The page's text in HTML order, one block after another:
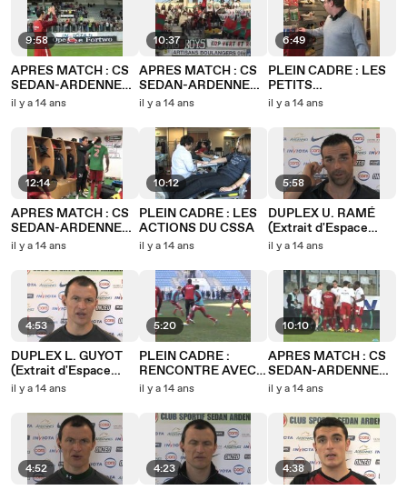
9:58
APRES MATCH : CS
SEDAN-ARDENNES -
CHÂTEAUROUX
il y a 14 ans
12:14
APRES MATCH : CS
SEDAN-ARDENNES -
SC BASTIA
il y a 14 ans
4:53
DUPLEX L. GUYOT
(Extrait d'Espace
Clubs du 28/03/2012)
il y a 14 ans
4:52
10:37
APRES MATCH : CS
SEDAN-ARDENNES -
TOURS FC
il y a 14 ans
10:12
PLEIN CADRE : LES
ACTIONS DU CSSA
il y a 14 ans
5:20
PLEIN CADRE :
RENCONTRE AVEC
EMMANUEL
il y a 14 ans
4:23
6:49
PLEIN CADRE : LES
PETITS
MARCASSINS
il y a 14 ans
5:58
DUPLEX U. RAMÉ
(Extrait d'Espace
Clubs du 29/03/2012)
il y a 14 ans
10:10
APRES MATCH : CS
SEDAN-ARDENNES -
ANGERS SCO
il y a 14 ans
4:38